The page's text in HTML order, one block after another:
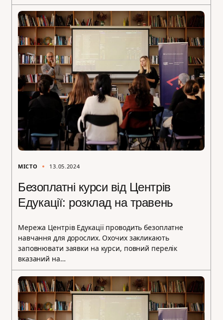
МІСТО 13.05.2024
Безоплатні курси від Центрів
Едукації: розклад на травень
Мережа Центрів Едукації проводить безоплатне
навчання для дорослих. Охочих закликають
заповнювати заявки на курси, повний перелік
вказаний на…